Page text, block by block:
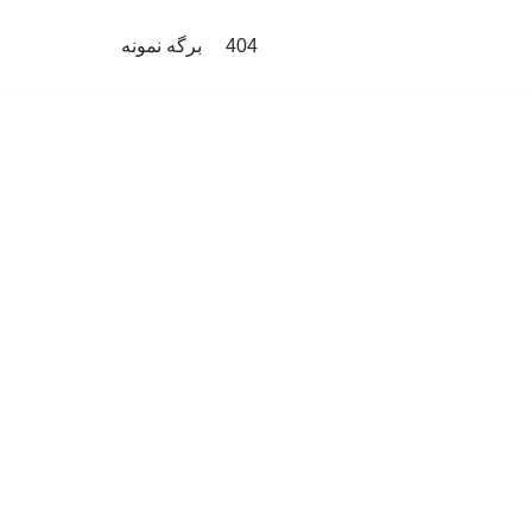
404 برگه نمونه